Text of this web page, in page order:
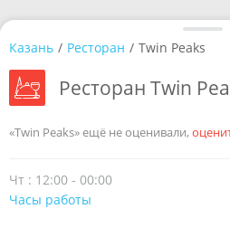
Казань / Ресторан / Twin Peaks
Ресторан Twin
«Twin Peaks» ещё не оценивали,
Чт : 12:00 - 00:00
Часы работы